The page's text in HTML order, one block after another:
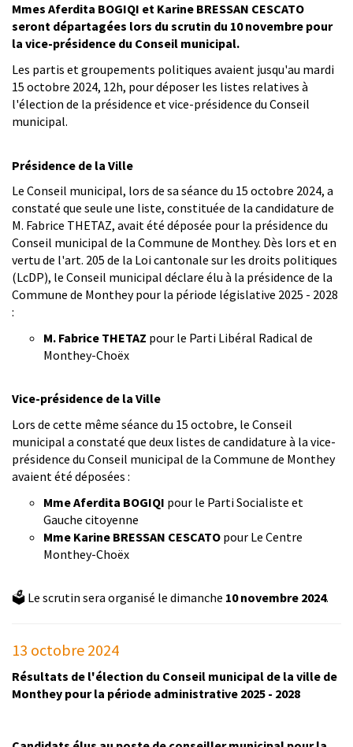
Mmes Aferdita BOGIQI et Karine BRESSAN CESCATO
seront départagées lors du scrutin du 10 novembre pour
la vice-présidence du Conseil municipal.
Les partis et groupements politiques avaient jusqu'au mardi
15 octobre 2024, 12h, pour déposer les listes relatives à
l'élection de la présidence et vice-présidence du Conseil
municipal.
Présidence de la Ville
Le Conseil municipal, lors de sa séance du 15 octobre 2024, a
constaté que seule une liste, constituée de la candidature de
M. Fabrice THETAZ, avait été déposée pour la présidence du
Conseil municipal de la Commune de Monthey. Dès lors et en
vertu de l'art. 205 de la Loi cantonale sur les droits politiques
(LcDP), le Conseil municipal déclare élu à la présidence de la
Commune de Monthey pour la période législative 2025 - 2028
:
M. Fabrice THETAZ pour le Parti Libéral Radical de
Monthey-Choëx
Vice-présidence de la Ville
Lors de cette même séance du 15 octobre, le Conseil
municipal a constaté que deux listes de candidature à la vice-
présidence du Conseil municipal de la Commune de Monthey
avaient été déposées :
Mme Aferdita BOGIQI pour le Parti Socialiste et
Gauche citoyenne
Mme Karine BRESSAN CESCATO pour Le Centre
Monthey-Choëx
🗳️ Le scrutin sera organisé le dimanche 10 novembre 2024.
13 octobre 2024
Résultats de l'élection du Conseil municipal de la ville de
Monthey pour la période administrative 2025 - 2028